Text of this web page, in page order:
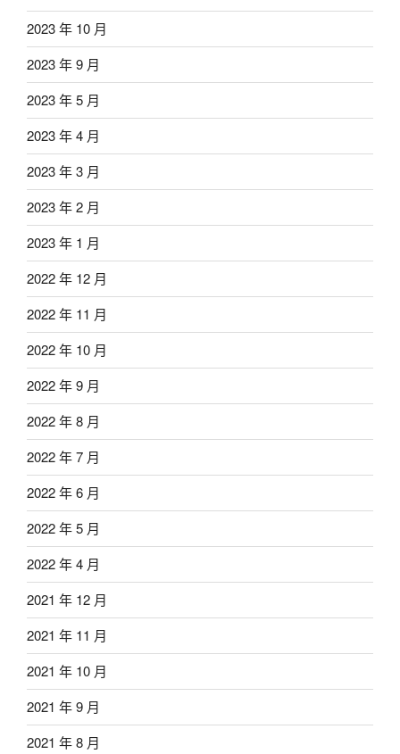
2023 年 10 月
2023 年 9 月
2023 年 5 月
2023 年 4 月
2023 年 3 月
2023 年 2 月
2023 年 1 月
2022 年 12 月
2022 年 11 月
2022 年 10 月
2022 年 9 月
2022 年 8 月
2022 年 7 月
2022 年 6 月
2022 年 5 月
2022 年 4 月
2021 年 12 月
2021 年 11 月
2021 年 10 月
2021 年 9 月
2021 年 8 月